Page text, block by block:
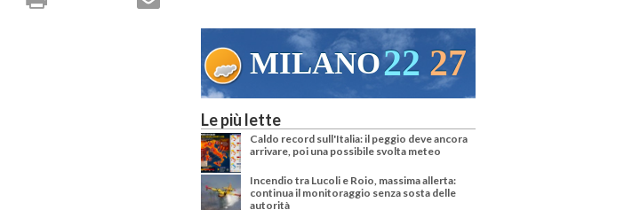
MILANO22 27
Le più lette
Caldo record sull'Italia: il peggio deve ancora
arrivare, poi una possibile svolta meteo
Incendio tra Lucoli e Roio, massima allerta:
continua il monitoraggio senza sosta delle
autorità